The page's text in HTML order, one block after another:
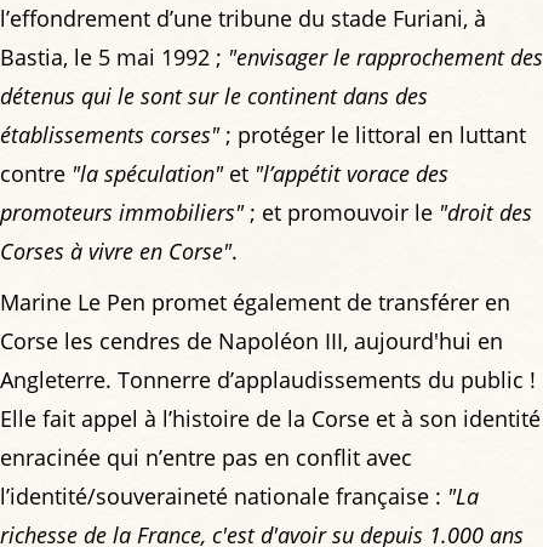
l’effondrement d’une tribune du stade Furiani, à
Bastia, le 5 mai 1992 ; "envisager le rapprochement des
détenus qui le sont sur le continent dans des
établissements corses"; protéger le littoral en luttant
contre "la spéculation"et "l’appétit vorace des
promoteurs immobiliers"; et promouvoir le "droit des
Corses à vivre en Corse".
Marine Le Pen promet également de transférer en
Corse les cendres de Napoléon III, aujourd'hui en
Angleterre. Tonnerre d’applaudissements du public !
Elle fait appel à l’histoire de la Corse et à son identité
enracinée qui n’entre pas en conflit avec
l’identité/souveraineté nationale française : "La
richesse de la France, c'est d'avoir su depuis 1.000 ans